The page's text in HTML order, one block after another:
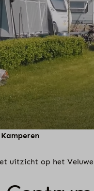
Kamperen
uitzicht op het